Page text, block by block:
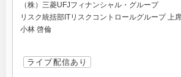
（株）三菱UFJフィナンシャル・グループ
リスク統括部ITリスクコントロールグループ 上
小林 啓倫
ライブ配信あり